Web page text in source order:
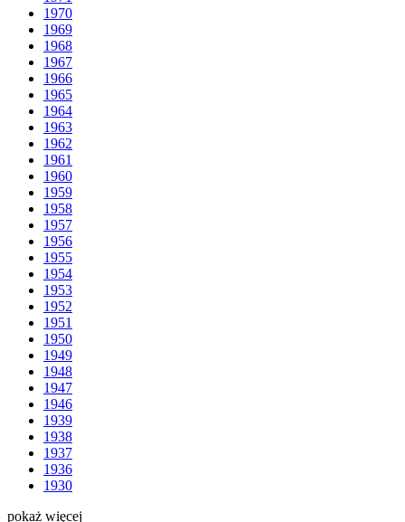
1970
1969
1968
1967
1966
1965
1964
1963
1962
1961
1960
1959
1958
1957
1956
1955
1954
1953
1952
1951
1950
1949
1948
1947
1946
1939
1938
1937
1936
1930
pokaż więcej